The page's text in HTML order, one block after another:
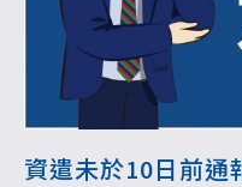
資遣未於10日前通